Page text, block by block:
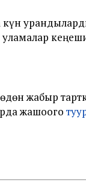
жабыр
жашоого